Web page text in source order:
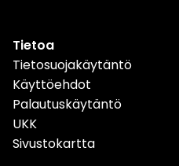
Tietoa
Tietosuojakäytäntö
Käyttöehdot
Palautuskäytäntö
UKK
Sivustokartta